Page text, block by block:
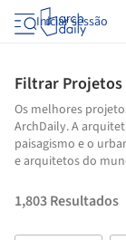
Iniciar sessão
Filtrar Projetos
Os melhores
ArchDaily. A
paisagismo e o
e arquitetos do
1,803Resultados